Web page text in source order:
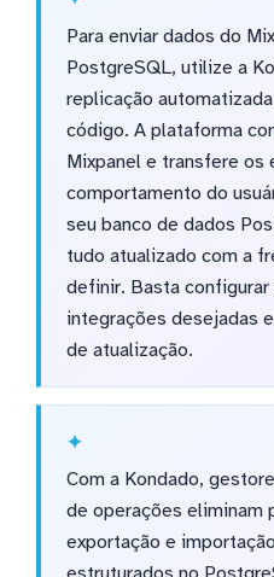
Para enviar dados do
PostgreSQL, utilize a
replicação
código. A plataforma
Mixpanel e transfere os
comportamento do
seu banco de dados
tudo atualizado com a
definir. Basta
integrações desejadas
de atualização.
Com a Kondado,
de operações eliminam
exportação e